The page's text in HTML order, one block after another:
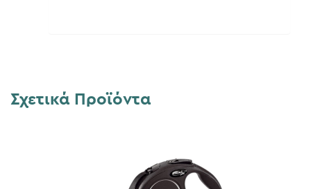
Σχετικά Προϊόντα